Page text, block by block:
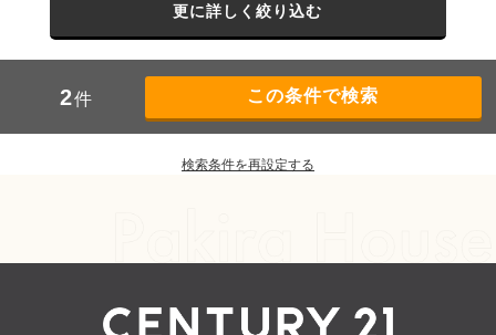
更に詳しく絞り込む
2件
検索条件を再設定する